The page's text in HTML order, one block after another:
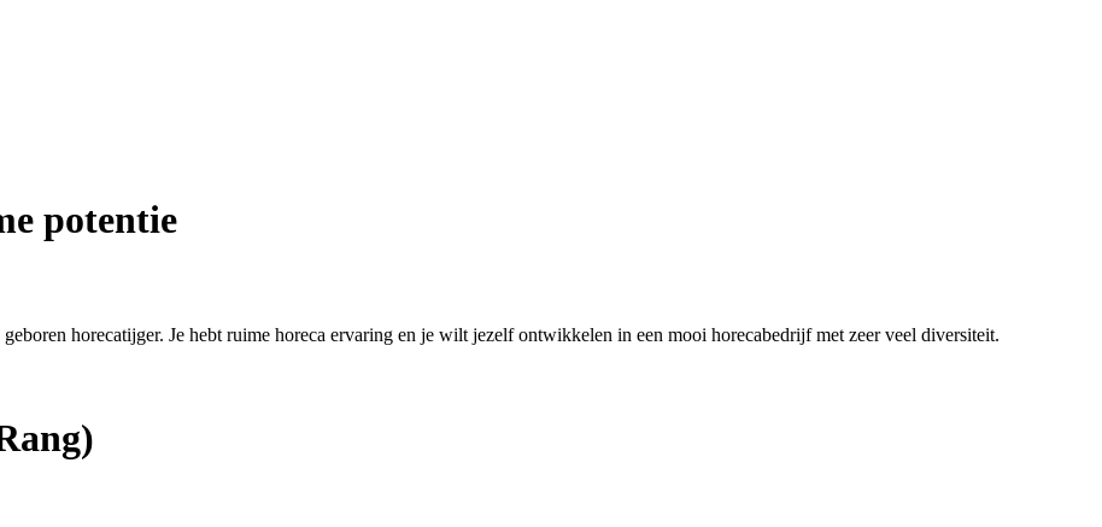
potentie
horecatijger. Je hebt ruime horeca ervaring en je wilt jezelf ontwikkelen in een mooi horecabedrijf met zeer veel diversiteit.